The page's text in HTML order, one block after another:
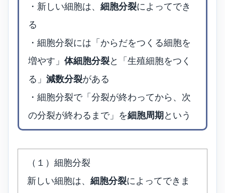
・新しい細胞は、 細胞分裂によってでき
る
・細胞分裂には「からだをつくる細胞を
増やす」 体細胞分裂と「生殖細胞をつく
る」 減数分裂がある
・細胞分裂で「分裂が終わってから、次
の分裂が終わるまで」を細胞周期 という
（１）細胞分裂
新しい細胞は、 細胞分裂によってできま